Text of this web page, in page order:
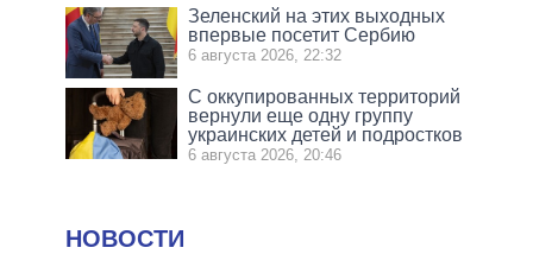
Зеленский на этих выходных
впервые посетит Сербию
6 августа 2026, 22:32
С оккупированных территорий
вернули еще одну группу
украинских детей и подростков
6 августа 2026, 20:46
НОВОСТИ